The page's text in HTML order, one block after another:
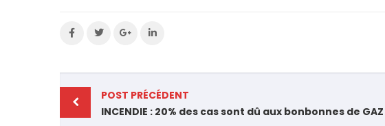
POST PRÉCÉDENT
INCENDIE : 20% des cas sont dû aux bonbonnes de GAZ